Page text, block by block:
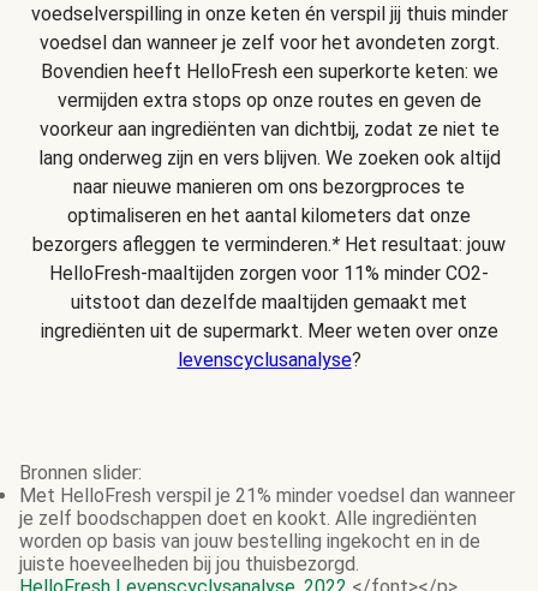
voedselverspilling in onze keten én verspil jij thuis minder
voedsel dan wanneer je zelf voor het avondeten zorgt.
Bovendien heeft HelloFresh een superkorte keten: we
vermijden extra stops op onze routes en geven de
voorkeur aan ingrediënten van dichtbij, zodat ze niet te
lang onderweg zijn en vers blijven. We zoeken ook altijd
naar nieuwe manieren om ons bezorgproces te
optimaliseren en het aantal kilometers dat onze
bezorgers afleggen te verminderen.* Het resultaat: jouw
HelloFresh-maaltijden zorgen voor 11% minder CO2-
uitstoot dan dezelfde maaltijden gemaakt met
ingrediënten uit de supermarkt. Meer weten over onze
levenscyclusanalyse?
Bronnen slider:
Met HelloFresh verspil je 21% minder voedsel dan wanneer
je zelf boodschappen doet en kookt. Alle ingrediënten
worden op basis van jouw bestelling ingekocht en in de
juiste hoeveelheden bij jou thuisbezorgd.